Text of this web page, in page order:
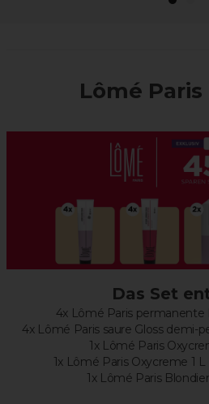
1
Lômé
Das Set
4x Lômé Paris permanente
4x Lômé Paris saure Gloss demi-
1x Lômé Paris
1x Lômé Paris Oxycreme 1 L
1x Lômé Paris